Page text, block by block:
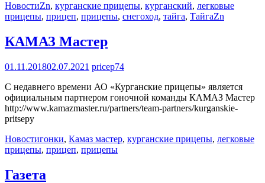
НовостиZn, курганские прицепы, курганский, легковые
прицепы, прицеп, прицепы, снегоход, тайга, ТайгаZn
КАМАЗ Мастер
01.11.201802.07.2021 pricep74
С недавнего времени АО «Курганские прицепы» является
официальным партнером гоночной команды КАМАЗ Мастер
http://www.kamazmaster.ru/partners/team-partners/kurganskie-
pritsepy
Новостигонки, Камаз мастер, курганские прицепы, легковые
прицепы, прицеп, прицепы
Газета